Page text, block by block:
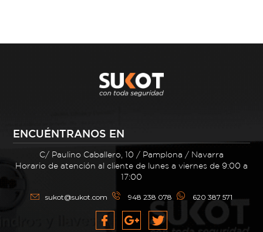
ENCUÉNTRANOS EN
C/ Paulino Caballero, 10 / Pamplona / Navarra
Horario de atención al cliente de lunes a viernes de 9:00 a
17:00
sukot@sukot.com 948 238 078 620 387 571